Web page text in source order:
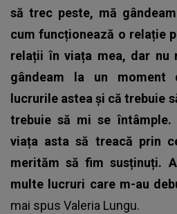
să trec peste, mă
cum funcționează o relație
relații în viața mea, dar nu
gândeam la un
lucrurile astea și că trebuie
trebuie să mi se
viața asta să treacă prin
merităm să fim susținuți.
multe lucruri care m-au
mai spus Valeria Lungu.